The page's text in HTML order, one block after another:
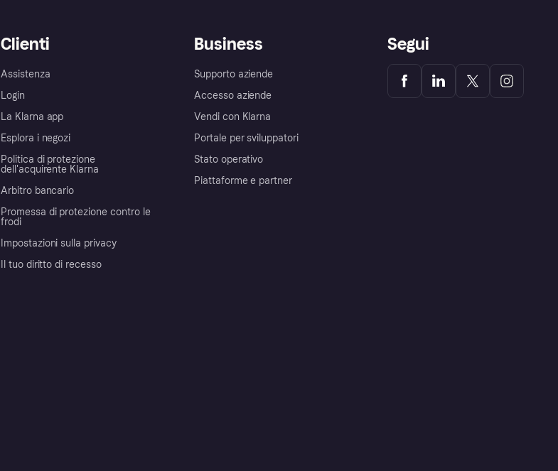
Clienti
Assistenza
Login
La Klarna app
Esplora i negozi
Politica di protezione
dell'acquirente Klarna
Arbitro bancario
Promessa di protezione contro le
frodi
Impostazioni sulla privacy
Il tuo diritto di recesso
Business
Supporto aziende
Accesso aziende
Vendi con Klarna
Portale per sviluppatori
Stato operativo
Piattaforme e partner
Segui